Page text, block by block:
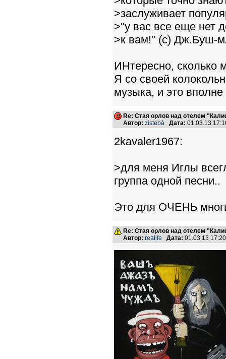
>заслуживает
>"у вас все еще нет
>к вам!" (с) Дж.Буш-
ИНтересно, сколько
Я со своей
музыка, и это
Re: Стая орлов над отелем
Автор: zistebá Дата: 01.03.13
2kavaler1967:
>для меня Иглы
группа одной песни..
Это для ОЧЕНЬ
Re: Стая орлов над отелем
Автор: realife Дата: 01.03.13